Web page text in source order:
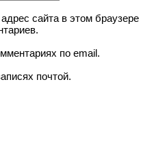
сайта в этом браузере
по email.
почтой.